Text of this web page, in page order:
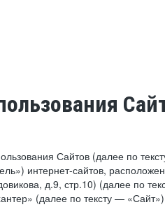
Сайтов (далее по
интернет-сайтов,
д.9, стр.10) (далее по
(далее по тексту —